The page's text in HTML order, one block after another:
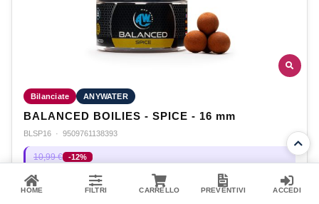
Bilanciate ANYWATER
BALANCED BOILIES - SPICE - 16 mm
BLSP16 · 9509761138393
10,99 € -12%
9,70 €
Disponibile
HOME FILTRI CARRELLO PREVENTIVI ACCEDI